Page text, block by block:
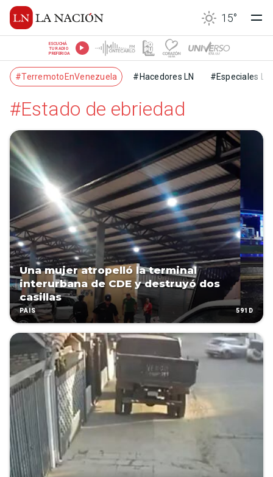
15°
ESCUCHÁ
TU RADIO
PREFERIDA
#TerremotoEnVenezuela #Hacedores LN #Especiales LN
#Estado de ebriedad
Una mujer atropelló la terminal
interurbana de CDE y destruyó dos
casillas
PAÍS 591D